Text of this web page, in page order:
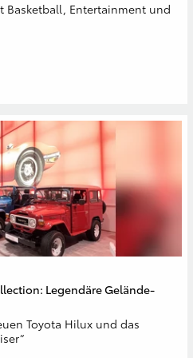
Basketball, Entertainment und
Legendäre Gelände-
Toyota Hilux und das